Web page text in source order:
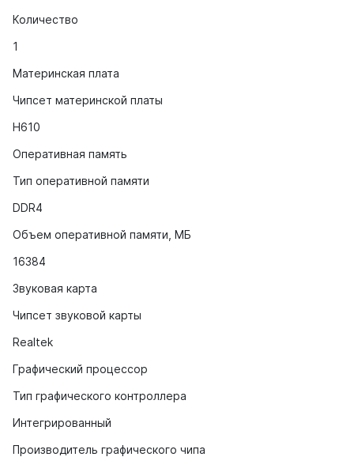
Количество
1
Материнская плата
Чипсет материнской платы
H610
Оперативная память
Тип оперативной памяти
DDR4
Объем оперативной памяти, МБ
16384
Звуковая карта
Чипсет звуковой карты
Realtek
Графический процессор
Тип графического контроллера
Интегрированный
Производитель графического чипа